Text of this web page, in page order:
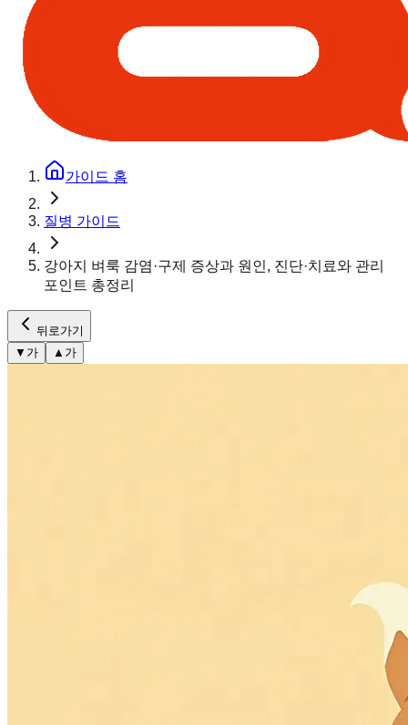
가이드 홈
질병 가이드
강아지 벼룩 감염·구제 증상과 원인, 진단·치료와 관리
포인트 총정리
뒤로가기
▼ 가 ▲ 가